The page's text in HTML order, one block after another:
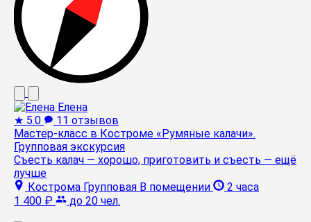
Елена
★ 5.0
11 отзывов
Мастер-класс в Костроме «Румяные калачи».
Групповая экскурсия
Съесть калач — хорошо, приготовить и съесть — ещё
лучше
Кострома Групповая В помещении
2 часа
1 400 ₽
до 20 чел.